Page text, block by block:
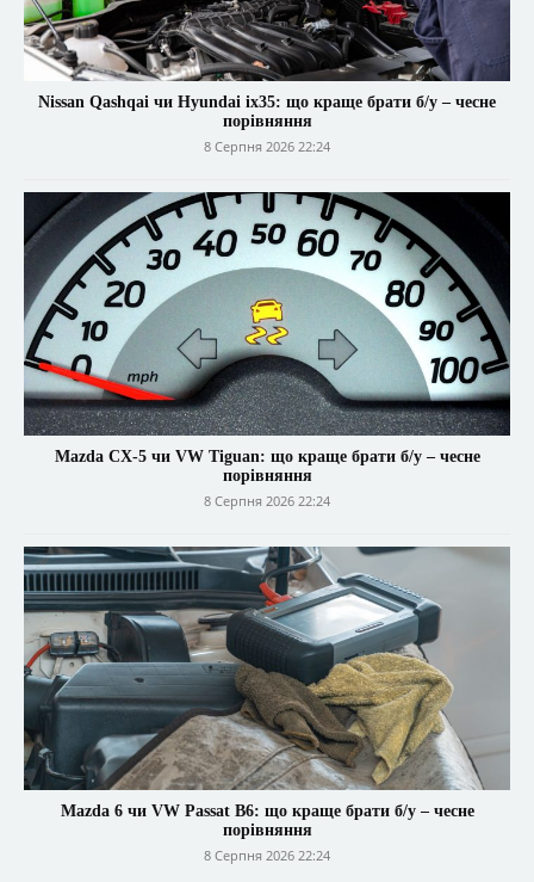
Nissan Qashqai чи Hyundai ix35: що краще брати б/у – чесне
порівняння
8 Серпня 2026 22:24
Mazda CX-5 чи VW Tiguan: що краще брати б/у – чесне
порівняння
8 Серпня 2026 22:24
Mazda 6 чи VW Passat B6: що краще брати б/у – чесне
порівняння
8 Серпня 2026 22:24